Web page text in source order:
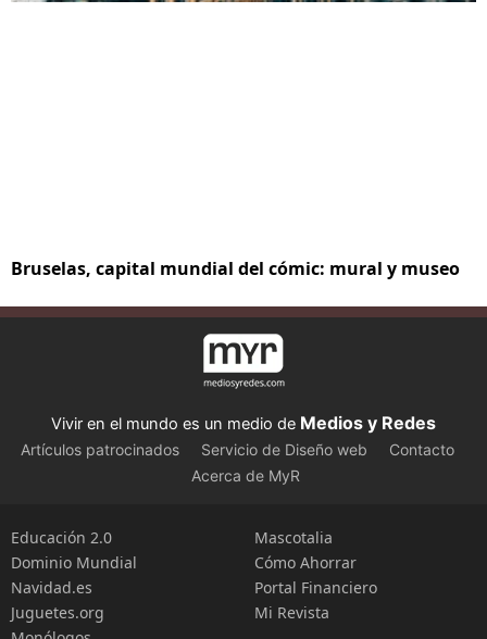
Bruselas, capital mundial del cómic: mural y museo
Vivir en el mundo es un medio de Medios y Redes
Artículos patrocinados Servicio de Diseño web
Contacto
Acerca de MyR
Educación 2.0
Dominio Mundial
Navidad.es
Juguetes.org
Mascotalia
Cómo Ahorrar
Portal Financiero
Mi Revista